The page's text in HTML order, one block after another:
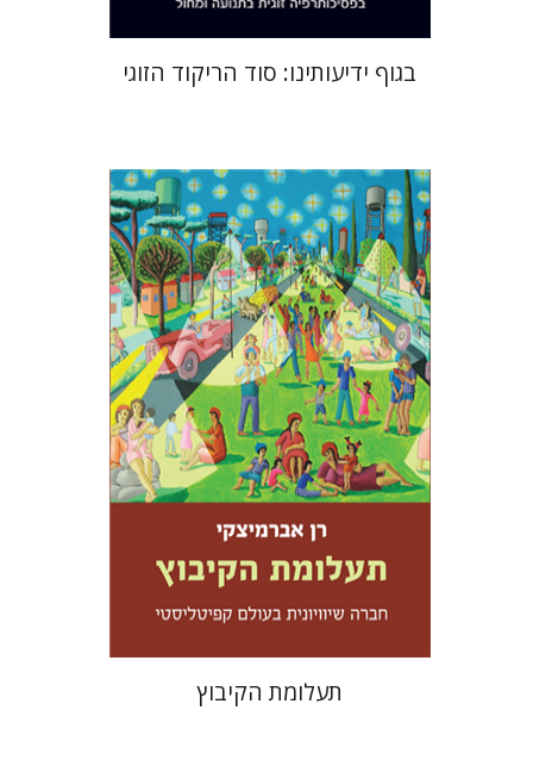
בגוף ידיעותינו: סוד הריקוד הזוגי
רן אברמיצקי
עמנואל לוטם
הנחת אתר ספר מודפס
$35
$32
תעלומת הקיבוץ